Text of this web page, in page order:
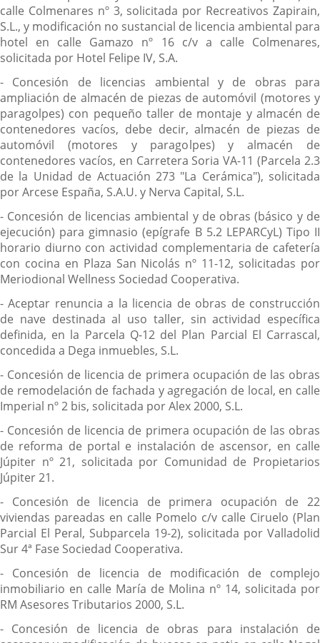
calle Colmenares nº 3, solicitada por Recreativos Zapirain,
S.L., y modificación no sustancial de licencia ambiental para
hotel en calle Gamazo nº 16 c/v a calle Colmenares,
solicitada por Hotel Felipe IV, S.A.
- Concesión de licencias ambiental y de obras para
ampliación de almacén de piezas de automóvil (motores y
paragolpes) con pequeño taller de montaje y almacén de
contenedores vacíos, debe decir, almacén de piezas de
automóvil (motores y paragolpes) y almacén de
contenedores vacíos, en Carretera Soria VA-11 (Parcela 2.3
de la Unidad de Actuación 273 "La Cerámica"), solicitada
por Arcese España, S.A.U. y Nerva Capital, S.L.
- Concesión de licencias ambiental y de obras (básico y de
ejecución) para gimnasio (epígrafe B 5.2 LEPARCyL) Tipo II
horario diurno con actividad complementaria de cafetería
con cocina en Plaza San Nicolás nº 11-12, solicitadas por
Meriodional Wellness Sociedad Cooperativa.
- Aceptar renuncia a la licencia de obras de construcción
de nave destinada al uso taller, sin actividad específica
definida, en la Parcela Q-12 del Plan Parcial El Carrascal,
concedida a Dega inmuebles, S.L.
- Concesión de licencia de primera ocupación de las obras
de remodelación de fachada y agregación de local, en calle
Imperial nº 2 bis, solicitada por Alex 2000, S.L.
- Concesión de licencia de primera ocupación de las obras
de reforma de portal e instalación de ascensor, en calle
Júpiter nº 21, solicitada por Comunidad de Propietarios
Júpiter 21.
- Concesión de licencia de primera ocupación de 22
viviendas pareadas en calle Pomelo c/v calle Ciruelo (Plan
Parcial El Peral, Subparcela 19-2), solicitada por Valladolid
Sur 4ª Fase Sociedad Cooperativa.
- Concesión de licencia de modificación de complejo
inmobiliario en calle María de Molina nº 14, solicitada por
RM Asesores Tributarios 2000, S.L.
- Concesión de licencia de obras para instalación de